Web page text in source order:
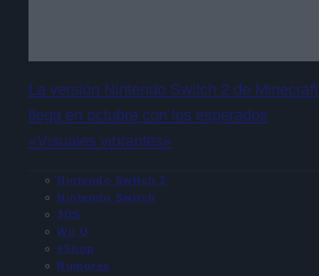
La versión Nintendo Switch 2 de Minecraft
llega en octubre con los esperados
«Visuales vibrantes»
Nintendo Switch 2
Nintendo Switch
3DS
Wii U
eShop
Rumores